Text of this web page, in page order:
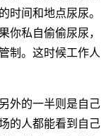
时间和地点尿尿。
你私自偷偷尿尿，
制。这时候工作人
外的一半则是自己
的人都能看到自己